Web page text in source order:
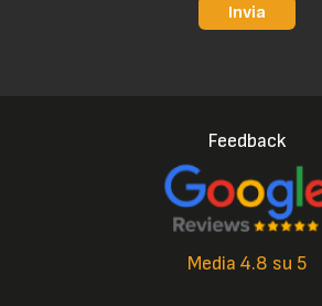
Invia
Feedback
Media 4.8 su 5